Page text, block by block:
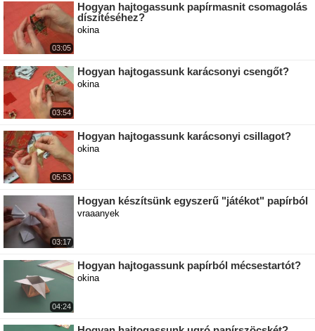
03:05
Hogyan hajtogassunk papírmasnit csomagolás
díszítéséhez?
okina
03:54
Hogyan hajtogassunk karácsonyi csengőt?
okina
05:53
Hogyan hajtogassunk karácsonyi csillagot?
okina
03:17
Hogyan készítsünk egyszerű "játékot" papírból
vraaanyek
04:24
Hogyan hajtogassunk papírból mécsestartót?
okina